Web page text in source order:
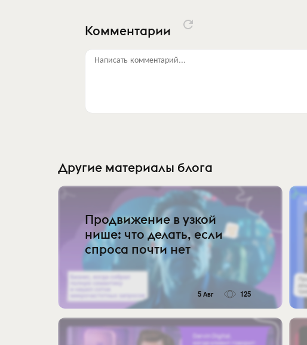
Комментарии
Написать комментарий...
Другие материалы блога
Продвижение в узкой
нише: что делать, если
спроса почти нет
5 Авг 125